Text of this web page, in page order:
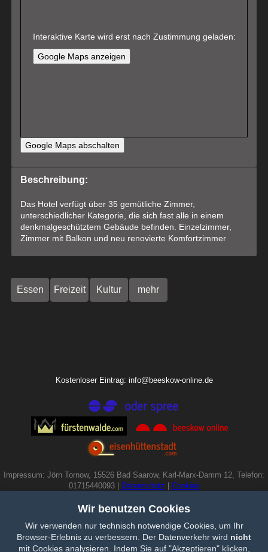
Interaktive Karte wird erst nach Zustimmung geladen:
Google Maps anzeigen
Google Maps abschalten
Beschreibung:
Das Hotel verfügt über 35 gemütliche Zimmer,
unterschiedlicher Kategorie, die sich fast alle in einem
denkmalgeschütztem Gebäude befinden. Einzelzimmer,
Zimmer mit Balkon und neu renovierte Komfortzimmer
Essen Freizeit Kultur mehr
Wir benutzen Cookies
Wir verwenden nur technisch notwendige Cookies, um Ihr
Browser-Erlebnis zu verbessern. Der Datenverkehr wird nicht
mit Cookies analysieren. Indem Sie auf "Akzeptieren" klicken,
Kostenloser Eintrag: info@beeskow-online.de
Impressum: Jörn Tornow, 15526 Bad Saarow, Karl-Marx-Damm 12, Telefon:
01715440093 |
Datenschutz Cookies